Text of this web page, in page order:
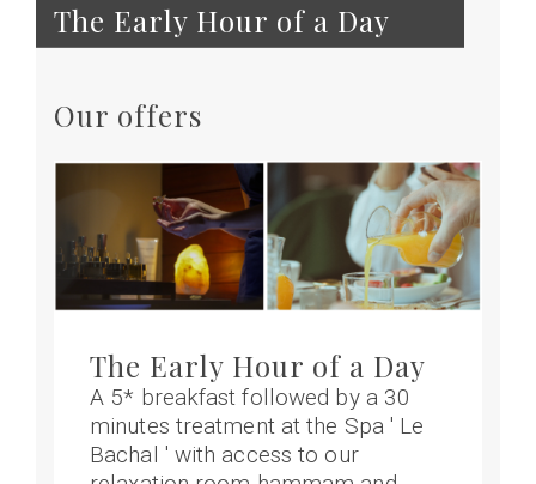
The Early Hour of a Day
Our offers
The Early Hour of a Day
A 5* breakfast followed by a 30
minutes treatment at the Spa ' Le
Bachal ' with access to our